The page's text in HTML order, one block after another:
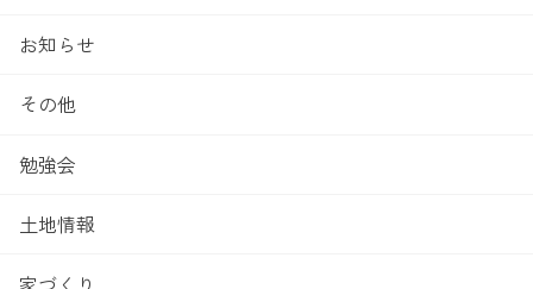
お知らせ
その他
勉強会
土地情報